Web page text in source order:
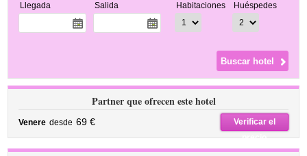
Llegada Salida Habitaciones Huéspedes
Partner que ofrecen este hotel
Venere desde 69 €
Verificar el
precio